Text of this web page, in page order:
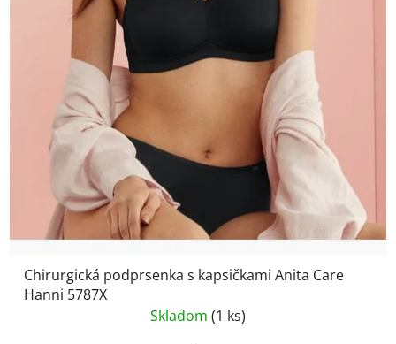
Chirurgická podprsenka s kapsičkami Anita Care
Hanni 5787X
Skladom (1 ks)